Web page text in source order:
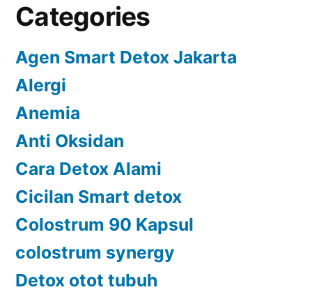
Categories
Agen Smart Detox Jakarta
Alergi
Anemia
Anti Oksidan
Cara Detox Alami
Cicilan Smart detox
Colostrum 90 Kapsul
colostrum synergy
Detox otot tubuh